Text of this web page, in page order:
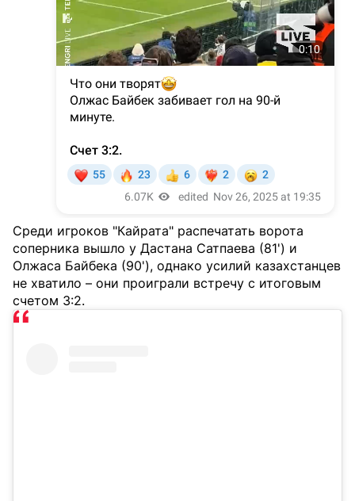
Среди игроков "Кайрата" распечатать ворота
соперника вышло у Дастана Сатпаева (81') и
Олжаса Байбека (90'), однако усилий казахстанцев
не хватило – они проиграли встречу с итоговым
счетом 3:2.